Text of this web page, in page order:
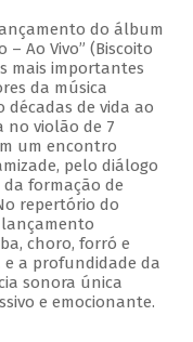
do álbum
– Ao Vivo” (Biscoito
mais importantes
da música
décadas de vida ao
no violão de 7
um encontro
pelo diálogo
formação de
repertório do
choro, forró e
e a profundidade da
sonora única
e emocionante.